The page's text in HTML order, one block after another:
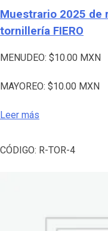
Muestrario 2025 de
tornillería FIERO
MENUDEO: $10.00 MXN
MAYOREO: $10.00 MXN
Leer más
CÓDIGO: R-TOR-4